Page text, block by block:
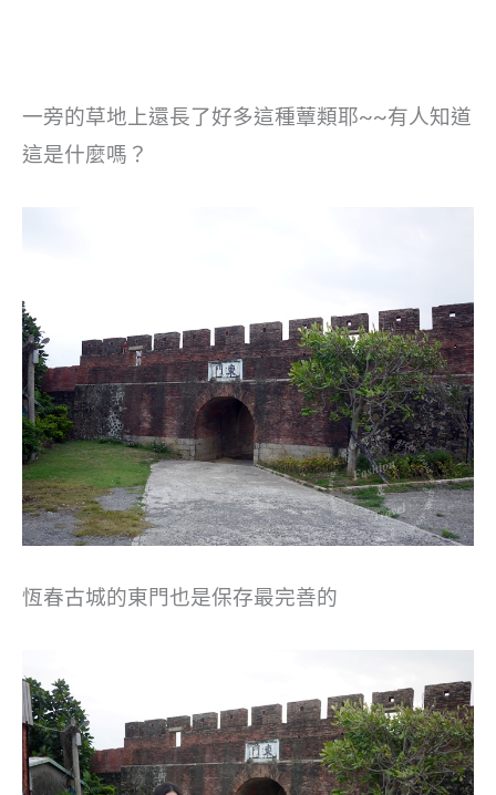
一旁的草地上還長了好多這種蕈類耶~~有人知道
這是什麼嗎？
恆春古城的東門也是保存最完善的